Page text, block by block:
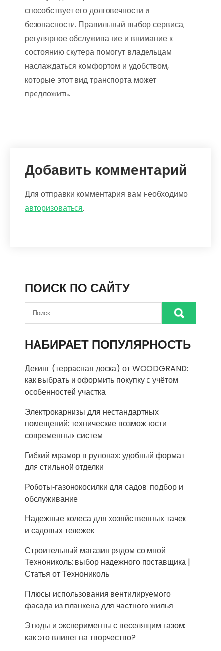
способствует его долговечности и
безопасности. Правильный выбор сервиса,
регулярное обслуживание и внимание к
состоянию скутера помогут владельцам
наслаждаться комфортом и удобством,
которые этот вид транспорта может
предложить.
Добавить комментарий
Для отправки комментария вам необходимо
авторизоваться.
ПОИСК ПО САЙТУ
НАБИРАЕТ ПОПУЛЯРНОСТЬ
Декинг (террасная доска) от WOODGRAND:
как выбрать и оформить покупку с учётом
особенностей участка
Электрокарнизы для нестандартных
помещений: технические возможности
современных систем
Гибкий мрамор в рулонах: удобный формат
для стильной отделки
Роботы‑газонокосилки для садов: подбор и
обслуживание
Надежные колеса для хозяйственных тачек
и садовых тележек
Строительный магазин рядом со мной
Технониколь: выбор надежного поставщика |
Статья от Технониколь
Плюсы использования вентилируемого
фасада из планкена для частного жилья
Этюды и эксперименты с веселящим газом:
как это влияет на творчество?